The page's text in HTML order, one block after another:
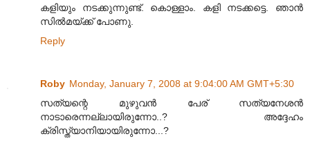
കളിയും നടക്കുന്നുണ്ട്. കൊള്ളാം. കളി നടക്കട്ടെ. ഞാന്‍
സില്‍മയ്ക്ക് പോണു.
Reply
Roby Monday, January 7, 2008 at 9:04:00 AM GMT+5:30
സത്യന്റെ മുഴുവന്‍ പേര് സത്യനേശന്‍
നാടാരെന്നല്ലായിരുന്നോ..? അദ്ദേഹം
ക്രിസ്ത്യാനിയായിരുന്നോ...?